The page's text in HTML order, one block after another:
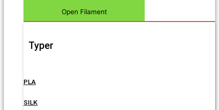
Open Filament
Typer
PLA
SILK